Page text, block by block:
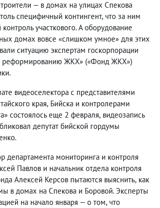
— в домах на улицах Спекова
специфичный контингент, что за ним
участкового. А оборудование
домах вовсе «слишком умное» для этих
ситуацию экспертам госкорпорации
реформированию ЖКХ» («Фонд ЖКХ»)
видеоселектора с представителями
края, Бийска и контролерами
состоялось еще 2 февраля, видеозапись
депутат бийской гордумы
департамента мониторинга и контроля
Павлов и начальник отдела контроля
Алексей Керсов пытаются выяснить, как
в домах на Спекова и Боровой. Эксперты
на начало января — о том, что